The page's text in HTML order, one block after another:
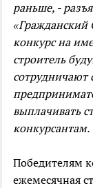
раньше, -
конкурс на
строитель
сотрудничают
выплачивать
конкурсантам.
Победителям
ежемесячная